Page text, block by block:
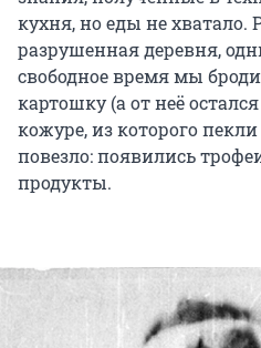
кухня, но еды не хватало.
разрушенная деревня,
свободное время мы
картошку (а от неё
кожуре, из которого
повезло: появились
продукты.